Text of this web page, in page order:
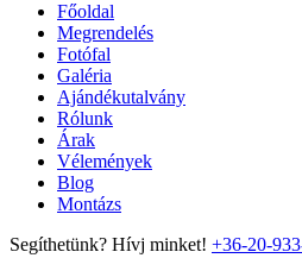
Főoldal
Megrendelés
Fotófal
Galéria
Ajándékutalvány
Rólunk
Árak
Vélemények
Blog
Montázs
Segíthetünk? Hívj minket! +36-20-